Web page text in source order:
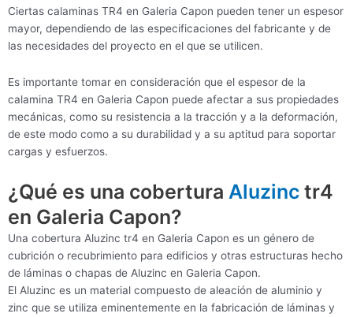
Ciertas calaminas TR4 en Galeria Capon pueden tener un espesor
mayor, dependiendo de las especificaciones del fabricante y de
las necesidades del proyecto en el que se utilicen.
Es importante tomar en consideración que el espesor de la
calamina TR4 en Galeria Capon puede afectar a sus propiedades
mecánicas, como su resistencia a la tracción y a la deformación,
de este modo como a su durabilidad y a su aptitud para soportar
cargas y esfuerzos.
¿Qué es una cobertura Aluzinc tr4
en Galeria Capon?
Una cobertura Aluzinc tr4 en Galeria Capon es un género de
cubrición o recubrimiento para edificios y otras estructuras hecho
de láminas o chapas de Aluzinc en Galeria Capon.
El Aluzinc es un material compuesto de aleación de aluminio y
zinc que se utiliza eminentemente en la fabricación de láminas y